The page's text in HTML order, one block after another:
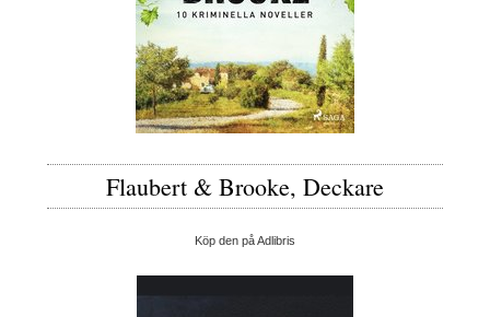
Flaubert & Brooke, Deckare
Köp den på Adlibris